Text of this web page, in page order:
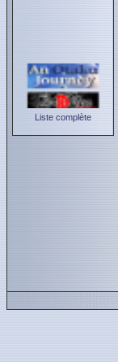
Liste complète